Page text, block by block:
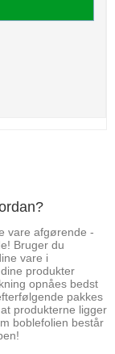
vare afgørende -
Bruger du
vare i
produkter
opnåes bedst
pakkes
produkterne ligger
boblefolien består